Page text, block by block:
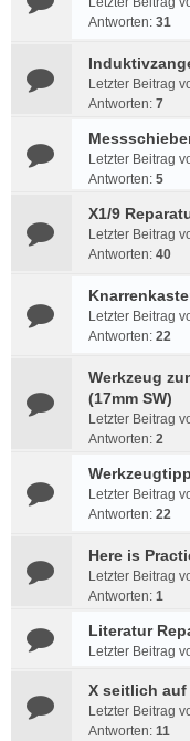
Antworten: 31
Letzter Beitrag
Antworten: 7
Letzter Beitrag
Antworten: 5
X1/9
Letzter Beitrag
Antworten: 40
Letzter Beitrag
Antworten: 22
Werkzeug
(17mm SW)
Letzter Beitrag
Antworten: 2
Letzter Beitrag
Antworten: 22
Here is
Letzter Beitrag
Antworten: 1
Literatur
Letzter Beitrag
X seitlich
Letzter Beitrag
Antworten: 11